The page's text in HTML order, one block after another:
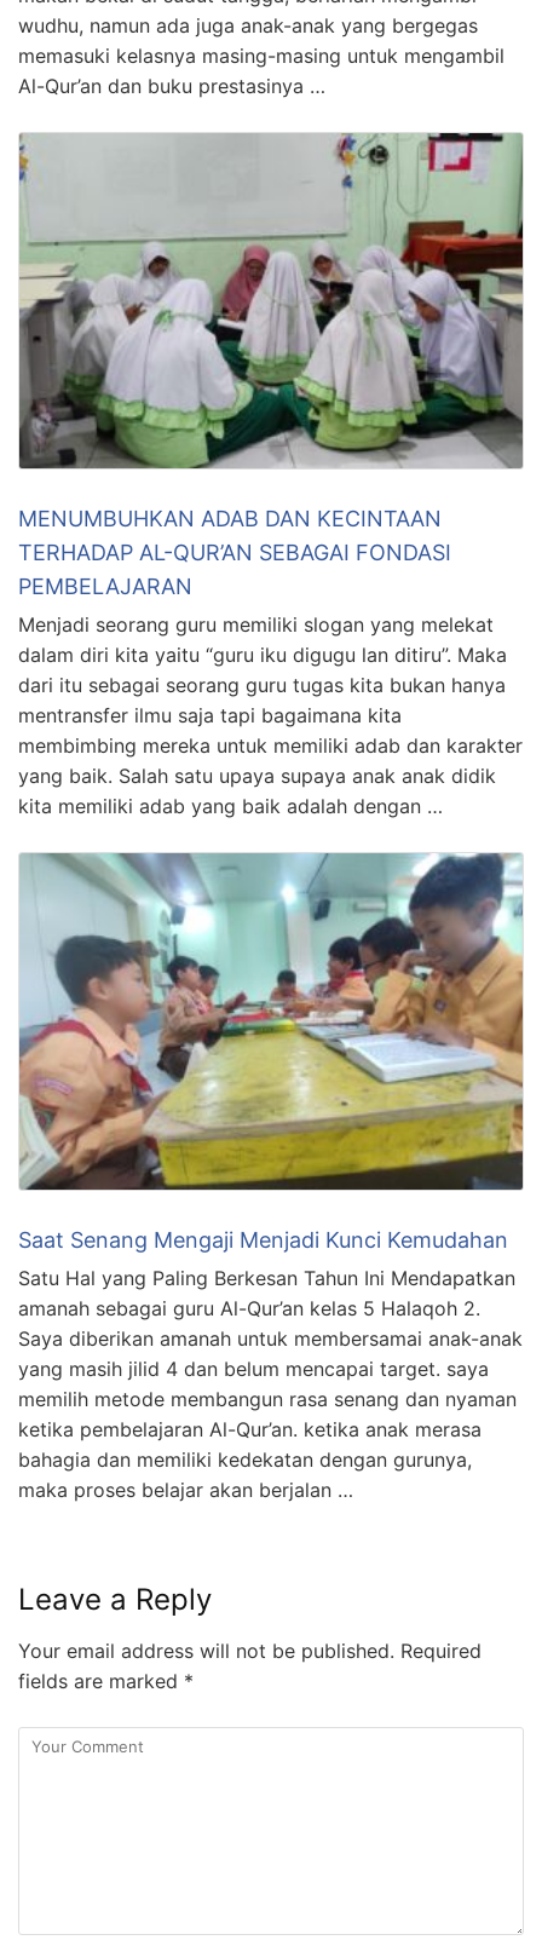
wudhu, namun ada juga anak-anak yang bergegas
memasuki kelasnya masing-masing untuk mengambil
Al-Qur’an dan buku prestasinya …
MENUMBUHKAN ADAB DAN KECINTAAN
TERHADAP AL-QUR’AN SEBAGAI FONDASI
PEMBELAJARAN
Menjadi seorang guru memiliki slogan yang melekat
dalam diri kita yaitu “guru iku digugu lan ditiru”. Maka
dari itu sebagai seorang guru tugas kita bukan hanya
mentransfer ilmu saja tapi bagaimana kita
membimbing mereka untuk memiliki adab dan karakter
yang baik. Salah satu upaya supaya anak anak didik
kita memiliki adab yang baik adalah dengan …
Saat Senang Mengaji Menjadi Kunci Kemudahan
Satu Hal yang Paling Berkesan Tahun Ini Mendapatkan
amanah sebagai guru Al-Qur’an kelas 5 Halaqoh 2.
Saya diberikan amanah untuk membersamai anak-anak
yang masih jilid 4 dan belum mencapai target. saya
memilih metode membangun rasa senang dan nyaman
ketika pembelajaran Al-Qur’an. ketika anak merasa
bahagia dan memiliki kedekatan dengan gurunya,
maka proses belajar akan berjalan …
Leave a Reply
Your email address will not be published. Required
fields are marked *